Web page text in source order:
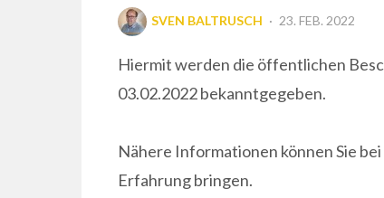
SVEN BALTRUSCH
POSTED
23. FEB. 2022
Hiermit werden die öffentlichen
03.02.2022 bekanntgegeben.
Nähere Informationen können Sie
Erfahrung bringen.